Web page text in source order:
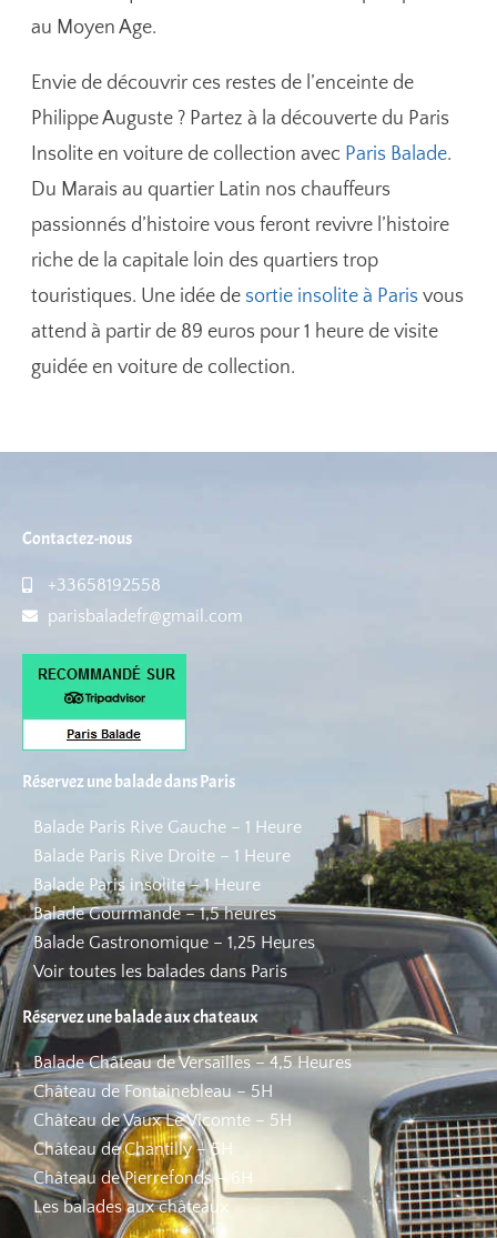
au Moyen Age.
Envie de découvrir ces restes de l’enceinte de
Philippe Auguste ? Partez à la découverte du Paris
Insolite en voiture de collection avec Paris Balade.
Du Marais au quartier Latin nos chauffeurs
passionnés d’histoire vous feront revivre l’histoire
riche de la capitale loin des quartiers trop
touristiques. Une idée de sortie insolite à Paris vous
attend à partir de 89 euros pour 1 heure de visite
guidée en voiture de collection.
Contactez-nous
+33658192558
parisbaladefr@gmail.com
Réservez une balade dans Paris
Balade Paris Rive Gauche – 1 Heure
Balade Paris Rive Droite – 1 Heure
Balade Paris insolite – 1 Heure
Balade Gourmande – 1,5 heures
Balade Gastronomique – 1,25 Heures
Voir toutes les balades dans Paris
Réservez une balade aux chateaux
Balade Château de Versailles – 4,5 Heures
Château de Fontainebleau – 5H
Château de Vaux Le Vicomte – 5H
Château de Chantilly – 5H
Château de Pierrefonds – 6H
Les balades aux châteaux